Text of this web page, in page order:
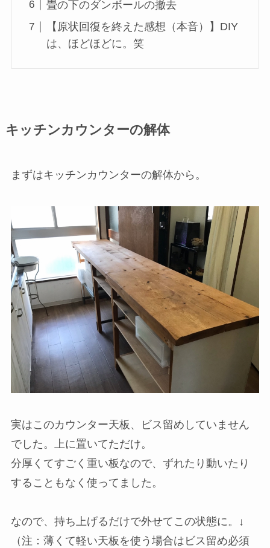
畳の下のダンボールの撤去
【原状回復を終えた感想（本音）】DIY
は、ほどほどに。笑
キッチンカウンターの解体
まずはキッチンカウンターの解体から。
実はこのカウンター天板、ビス留めしていません
でした。上に置いてただけ。
分厚くてすごく重い板なので、ずれたり動いたり
することもなく使ってました。
なので、持ち上げるだけで外せてこの状態に。↓
（注：薄くて軽い天板を使う場合はビス留め必須